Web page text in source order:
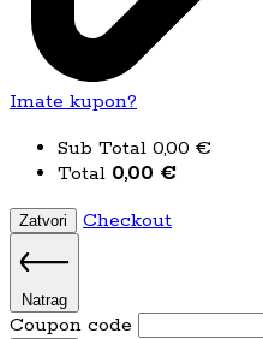
Imate kupon?
Sub Total 0,00 €
Total 0,00 €
Zatvori Checkout
Natrag
Coupon code